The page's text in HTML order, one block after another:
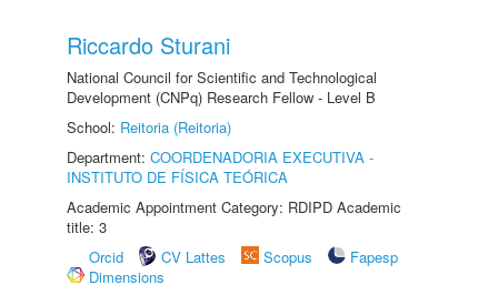
Riccardo Sturani
National Council for Scientific and Technological
Development (CNPq) Research Fellow - Level B
School: Reitoria (Reitoria)
Department: COORDENADORIA EXECUTIVA -
INSTITUTO DE FÍSICA TEÓRICA
Academic Appointment Category: RDIPD Academic
title: 3
Orcid
CV Lattes Scopus
Fapesp
Dimensions